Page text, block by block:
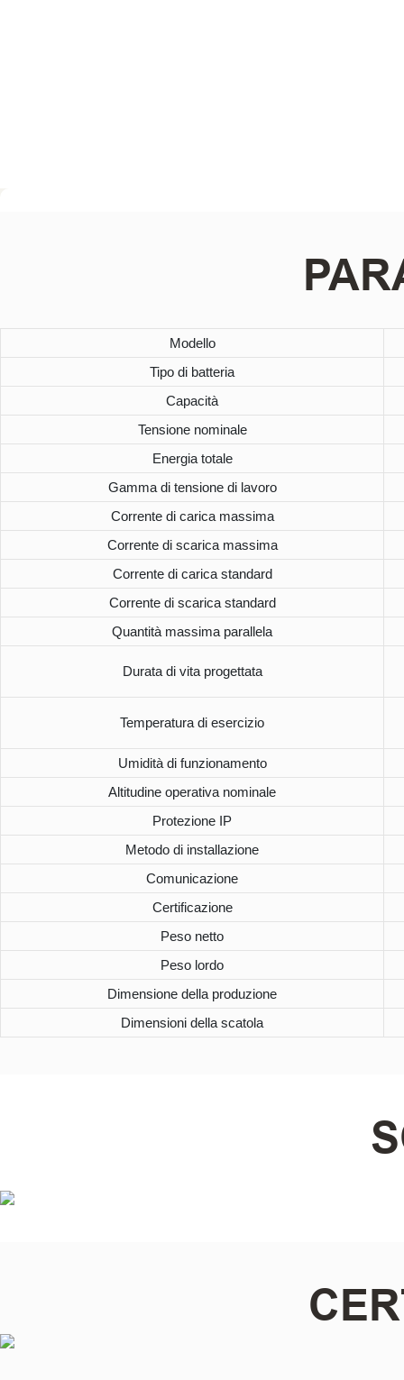
Modello
Tipo di batteria
Capacità
Tensione nominale
Energia totale
Gamma di tensione di lavoro
Corrente di carica massima
Corrente di scarica massima
Corrente di carica standard
Corrente di scarica standard
Quantità massima parallela
Durata di vita progettata
Temperatura di esercizio
Umidità di funzionamento
Altitudine operativa nominale
Protezione IP
Metodo di installazione
Comunicazione
Certificazione
Peso netto
Peso lordo
Dimensione della produzione
Dimensioni della scatola